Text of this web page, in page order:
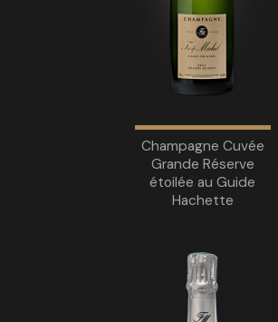
Champagne Cuvée
Grande Réserve
étoilée au Guide
Hachette